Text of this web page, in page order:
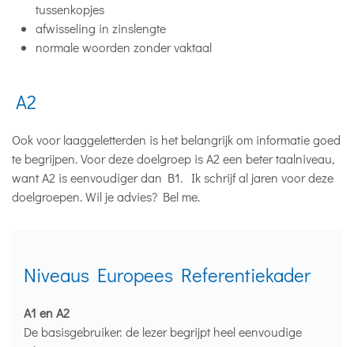
tussenkopjes
afwisseling in zinslengte
normale woorden zonder vaktaal
A2
Ook voor laaggeletterden is het belangrijk om informatie goed
te begrijpen. Voor deze doelgroep is A2 een beter taalniveau,
want A2 is eenvoudiger dan B1. Ik schrijf al jaren voor deze
doelgroepen. Wil je advies? Bel me.
Niveaus Europees Referentiekader
A1 en A2
De basisgebruiker: de lezer begrijpt heel eenvoudige